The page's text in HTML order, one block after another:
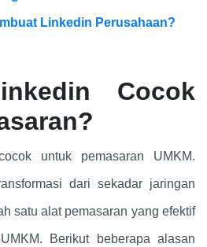
Linkedin Perusahaan?
Cocok
untuk pemasaran UMKM.
dari sekadar jaringan
satu alat pemasaran yang efektif
Berikut beberapa alasan